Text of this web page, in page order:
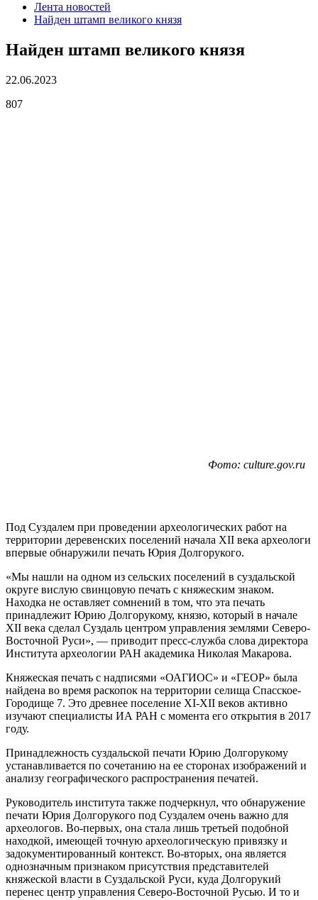
Лента новостей
Найден штамп великого князя
Найден штамп великого князя
22.06.2023
807
Фото: culture.gov.ru
Под Суздалем при проведении археологических работ на
территории деревенских поселений начала XII века археологи
впервые обнаружили печать Юрия Долгорукого.
«Мы нашли на одном из сельских поселений в суздальской
округе вислую свинцовую печать с княжеским знаком.
Находка не оставляет сомнений в том, что эта печать
принадлежит Юрию Долгорукому, князю, который в начале
XII века сделал Суздаль центром управления землями Северо-
Восточной Руси», — приводит пресс-служба слова директора
Института археологии РАН академика Николая Макарова.
Княжеская печать с надписями «ОАГИОС» и «ГЕОР» была
найдена во время раскопок на территории селища Спасское-
Городище 7. Это древнее поселение XI-XII веков активно
изучают специалисты ИА РАН с момента его открытия в 2017
году.
Принадлежность суздальской печати Юрию Долгорукому
устанавливается по сочетанию на ее сторонах изображений и
анализу географического распространения печатей.
Руководитель института также подчеркнул, что обнаружение
печати Юрия Долгорукого под Суздалем очень важно для
археологов. Во-первых, она стала лишь третьей подобной
находкой, имеющей точную археологическую привязку и
задокументированный контекст. Во-вторых, она является
однозначным признаком присутствия представителей
княжеской власти в Суздальской Руси, куда Долгорукий
перенес центр управления Северо-Восточной Русью. И то и